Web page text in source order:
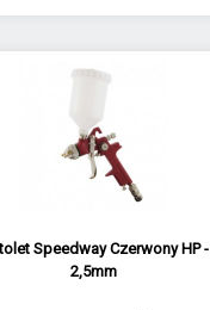
Speedway Czerwony HP -
2,5mm